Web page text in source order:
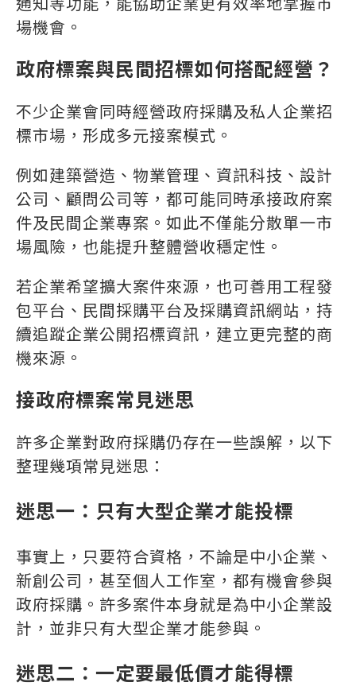
通知等功能，能協助企業更有效率地掌握市
場機會。
政府標案與民間招標如何搭配經營？
不少企業會同時經營政府採購及私人企業招
標市場，形成多元接案模式。
例如建築營造、物業管理、資訊科技、設計
公司、顧問公司等，都可能同時承接政府案
件及民間企業專案。如此不僅能分散單一市
場風險，也能提升整體營收穩定性。
若企業希望擴大案件來源，也可善用工程發
包平台、民間採購平台及採購資訊網站，持
續追蹤企業公開招標資訊，建立更完整的商
機來源。
接政府標案常見迷思
許多企業對政府採購仍存在一些誤解，以下
整理幾項常見迷思：
迷思一：只有大型企業才能投標
事實上，只要符合資格，不論是中小企業、
新創公司，甚至個人工作室，都有機會參與
政府採購。許多案件本身就是為中小企業設
計，並非只有大型企業才能參與。
迷思二：一定要最低價才能得標